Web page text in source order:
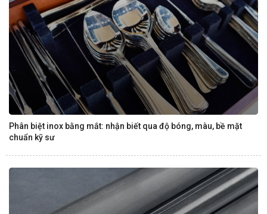
Phân biệt inox bằng mắt: nhận biết qua độ bóng, màu, bề mặt
chuẩn kỹ sư